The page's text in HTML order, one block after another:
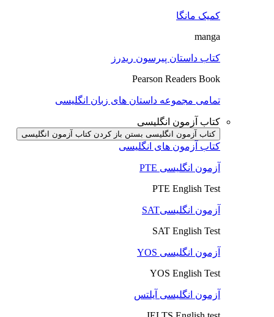
کمیک مانگا
manga
کتاب داستان پیرسون ریدرز
Pearson Readers Book
تمامی مجموعه داستان های زبان انگلیسی
کتاب آزمون انگلیسی
کتاب آزمون انگلیسی بستن باز کردن کتاب آزمون انگلیسی
کتاب آزمون های انگلیسی
آزمون انگلیسی PTE
PTE English Test
آزمون انگلیسیSAT
SAT English Test
آزمون انگلیسی YOS
YOS English Test
آزمون انگلیسی آیلتس